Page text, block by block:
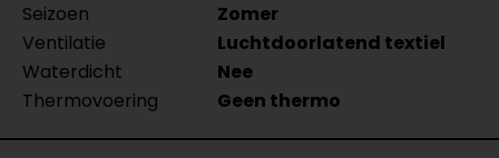
Seizoen
Zomer
Ventilatie
Luchtdoorlatend textiel
Waterdicht
Nee
Thermovoering
Geen thermo